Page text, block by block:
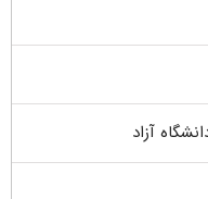
آزاد